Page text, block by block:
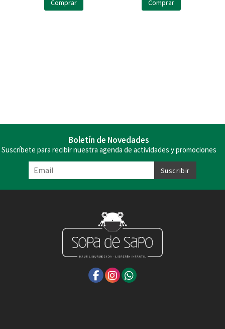
Comprar Comprar
Boletín de Novedades
Suscríbete para recibir nuestra agenda de actividades y promociones